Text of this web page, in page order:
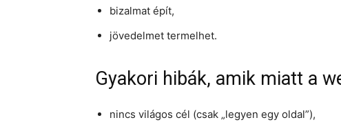
bizalmat épít,
jövedelmet termelhet.
Gyakori hibák, amik miatt a
nincs világos cél (csak „legyen egy oldal”),